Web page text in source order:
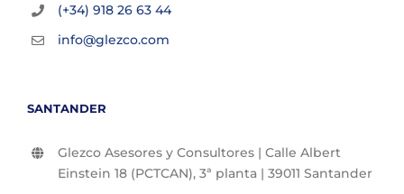
(+34) 918 26 63 44
info@glezco.com
SANTANDER
Glezco Asesores y Consultores | Calle Albert
Einstein 18 (PCTCAN), 3ª planta | 39011 Santander